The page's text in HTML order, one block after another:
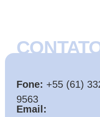
Fone: +55 (61)
9563
Email: